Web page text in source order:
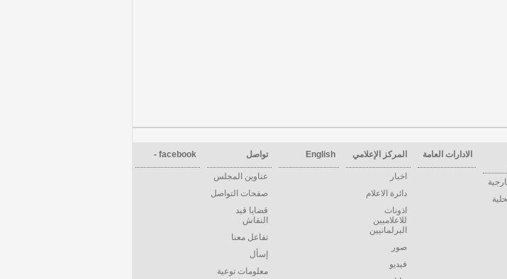
الادارات العامة المركز الإعلامي
اخبار
دائرة الاعلام
اذونات
للاعلاميين
البرلمانيين
صور
فيديو
English تواصل
عناوين المجلس
صفحات التواصل
قضايا قيد
النقاش
تفاعل معنا
إسأل
معلومات توعية
facebook -